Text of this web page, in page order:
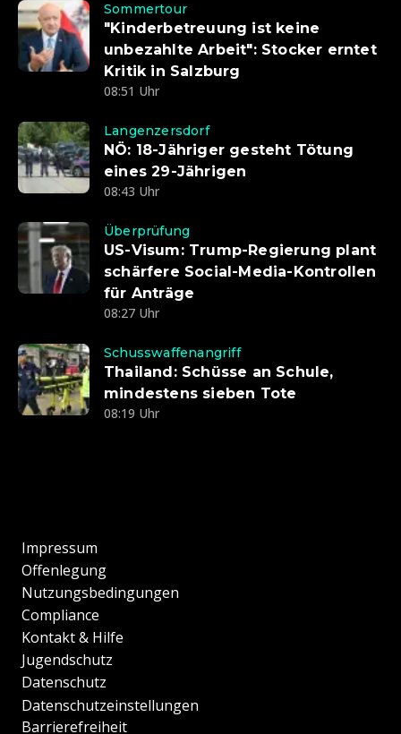
Sommertour
"Kinderbetreuung ist keine
unbezahlte Arbeit": Stocker erntet
Kritik in Salzburg
08:51 Uhr
Langenzersdorf
NÖ: 18-Jähriger gesteht Tötung
eines 29-Jährigen
08:43 Uhr
Überprüfung
US-Visum: Trump-Regierung plant
schärfere Social-Media-Kontrollen
für Anträge
08:27 Uhr
Schusswaffenangriff
Thailand: Schüsse an Schule,
mindestens sieben Tote
08:19 Uhr
Impressum
Offenlegung
Nutzungsbedingungen
Compliance
Kontakt & Hilfe
Jugendschutz
Datenschutz
Datenschutzeinstellungen
Barrierefreiheit